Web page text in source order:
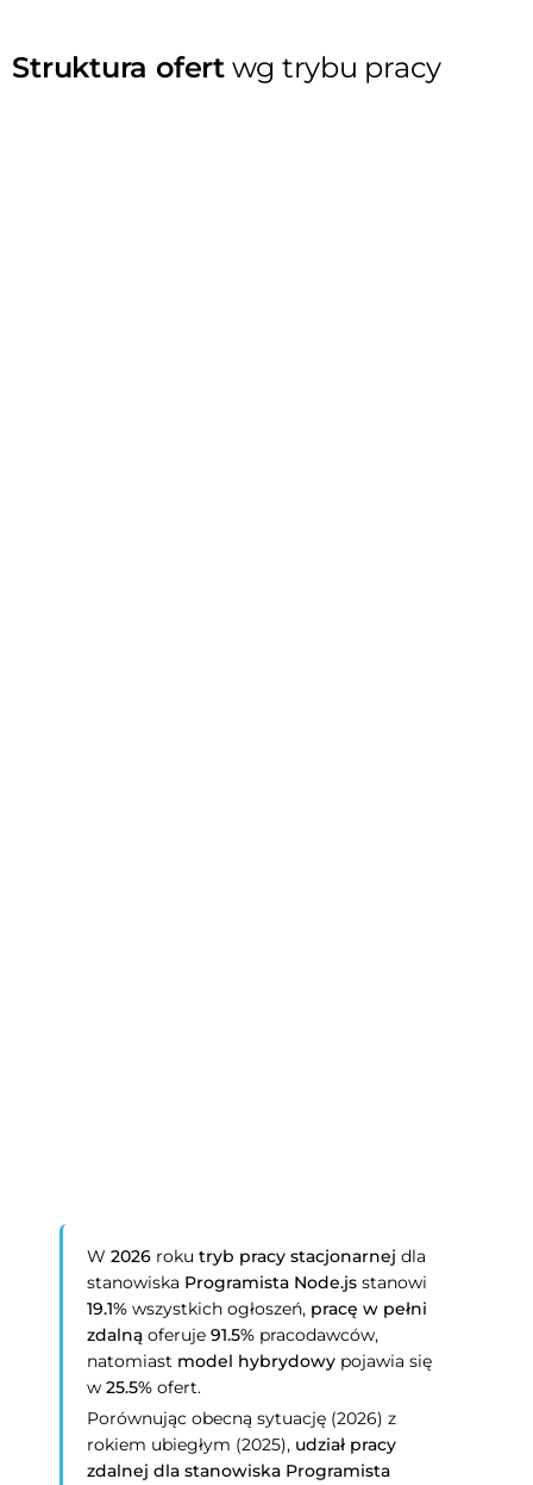
Struktura ofertwg trybu pracy
W2026 rokutryb pracy stacjonarnej dla
stanowiska Programista Node.js stanowi
19.1% wszystkich ogłoszeń, pracę w pełni
zdalną oferuje91.5% pracodawców,
natomiast model hybrydowy pojawia się
w25.5% ofert.
Porównując obecną sytuację (2026) z
rokiem ubiegłym (2025), udział pracy
zdalnej dla stanowiska Programista